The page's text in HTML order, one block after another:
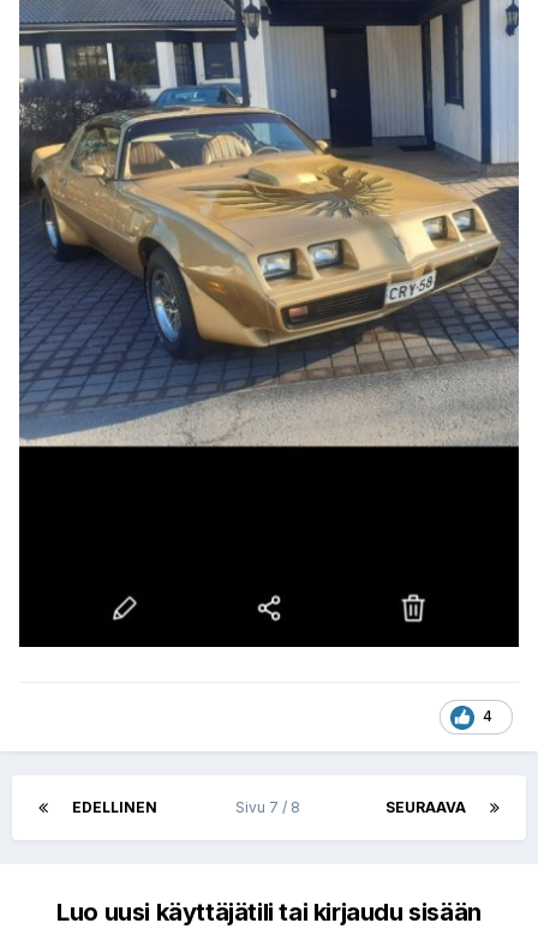
4
EDELLINEN SEURAAVA
Sivu 7 / 8
Luo uusi käyttäjätili tai kirjaudu sisään